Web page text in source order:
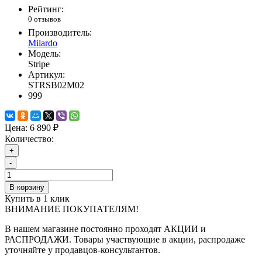
Рейтинг:
0 отзывов
Производитель:
Milardo
Модель:
Stripe
Артикул:
STRSB02M02
999
Цена: 6 890 ₽
Количество:
+
-
В корзину
Купить в 1 клик
ВНИМАНИЕ ПОКУПАТЕЛЯМ!
В нашем магазине постоянно проходят АКЦИИ и
РАСПРОДАЖИ. Товары участвующие в акции, распродаже
уточняйте у продавцов-консультантов.